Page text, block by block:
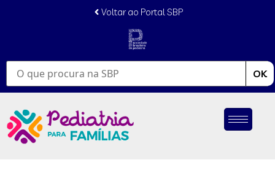
Voltar ao Portal SBP
OK